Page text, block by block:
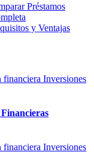
Préstamos
y Ventajas
financiera Inversiones
financiera Inversiones